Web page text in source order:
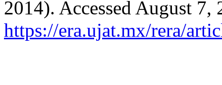
2014). Accessed August 7,
https://era.ujat.mx/rera/